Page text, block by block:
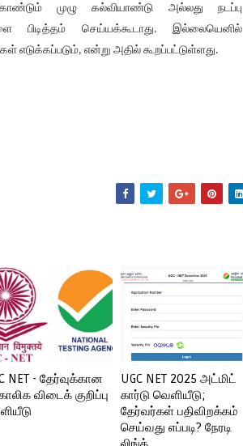
முழு கல்வியாண்டு அல்லது நடப்பு
பிடித்தம் செய்யக்கூடாது. இல்லையெனில்
எடுக்கப்படும், என்று அதில் கூறப்பட்டுள்ளது.
NET - தேர்வுக்கான
விடைக் குறிப்பு
UGC NET 2025 அட்மிட்
கார்டு வெளியீடு;
தேர்வர்கள் பதிவிறக்கம்
செய்வது எப்படி? நேரடி